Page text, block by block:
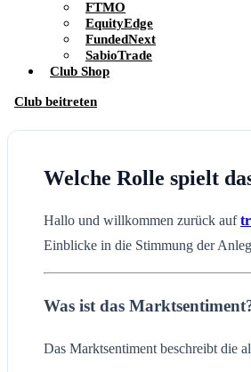
FTMO
EquityEdge
FundedNext
SabioTrade
Club Shop
Club beitreten
Welche Rolle spielt
Hallo und willkommen zurück auf
Einblicke in die Stimmung der
Was ist das
Das Marktsentiment beschreibt die